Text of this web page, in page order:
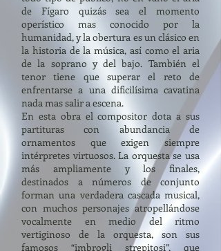
de Fígaro quizás sea el momento
operístico mas conocido por la
humanidad, y la obertura es un clásico en
la historia de la música, así como el aria
de la soprano y del bajo. También el
tenor tiene que superar el reto de
enfrentarse a una dificilísima cavatina
nada mas salir a escena.
En esta obra el compositor dota a sus
partituras con abundancia de
ornamentos que exigen siempre
intérpretes virtuosos. La orquesta se usa
más ampliamente y los finales,
destinados a números de conjunto
forman una verdadera cascada musical,
con muchos personajes atropellándose
vocalmente en medio del ritmo
vertiginoso de la orquesta, son sus
famosos “imbrogli strepitosi”, que